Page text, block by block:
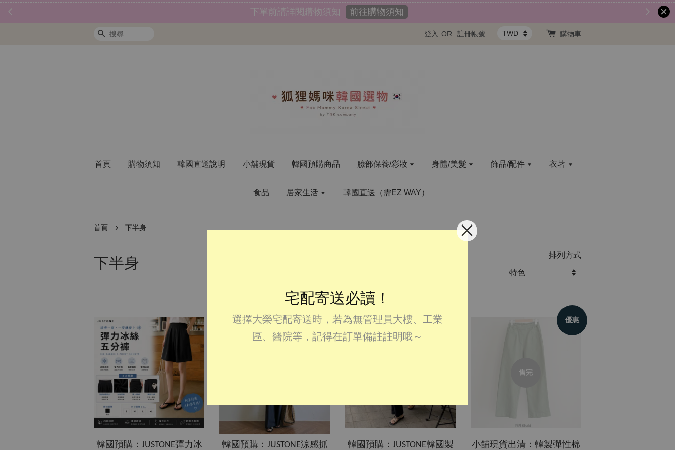
下單前請詳閱購物須知 前往購物須知
宅配寄送必讀！
選擇大榮宅配寄送時，若為無管理員大樓、工業
區、醫院等，記得在訂單備註註明哦～
搜尋 登入 OR 註冊帳號 購物車
首頁 購物須知 韓國直送說明 小舖現貨 韓國預購商品 臉部保養/彩妝 身體/美髮 飾品/配件 衣著
食品 居家生活 韓國直送（需EZ WAY）
首頁 › 下半身
下半身
排列方式
韓國預購：JUSTONE彈力冰 韓國預購：JUSTONE涼感抓 韓國預購：JUSTONE韓國製
優惠
售完
小舖現貨出清：韓製彈性棉